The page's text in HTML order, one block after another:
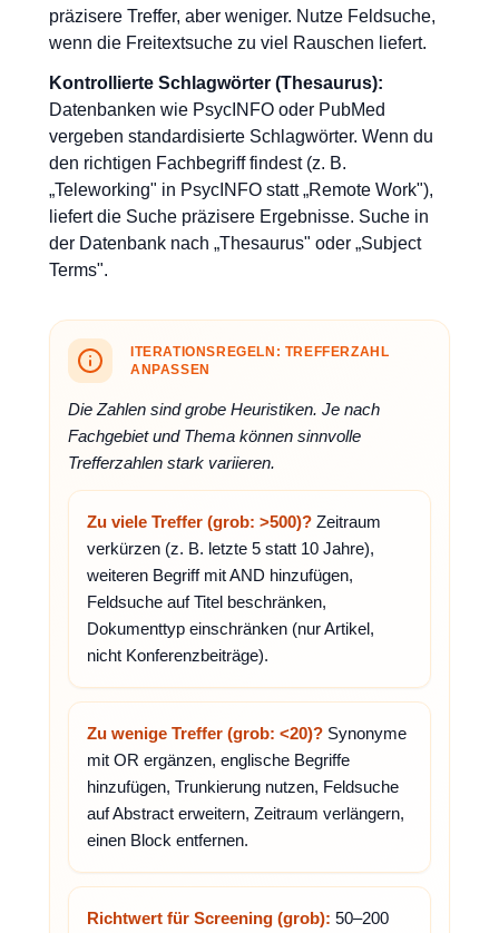
präzisere Treffer, aber weniger. Nutze Feldsuche,
wenn die Freitextsuche zu viel Rauschen liefert.
Kontrollierte Schlagwörter (Thesaurus):
Datenbanken wie PsycINFO oder PubMed
vergeben standardisierte Schlagwörter. Wenn du
den richtigen Fachbegriff findest (z. B.
„Teleworking" in PsycINFO statt „Remote Work"),
liefert die Suche präzisere Ergebnisse. Suche in
der Datenbank nach „Thesaurus" oder „Subject
Terms".
ITERATIONSREGELN: TREFFERZAHL
ANPASSEN
Die Zahlen sind grobe Heuristiken. Je nach
Fachgebiet und Thema können sinnvolle
Trefferzahlen stark variieren.
Zu viele Treffer (grob: >500)? Zeitraum
verkürzen (z. B. letzte 5 statt 10 Jahre),
weiteren Begriff mit AND hinzufügen,
Feldsuche auf Titel beschränken,
Dokumenttyp einschränken (nur Artikel,
nicht Konferenzbeiträge).
Zu wenige Treffer (grob: <20)? Synonyme
mit OR ergänzen, englische Begriffe
hinzufügen, Trunkierung nutzen, Feldsuche
auf Abstract erweitern, Zeitraum verlängern,
einen Block entfernen.
Richtwert für Screening (grob): 50–200